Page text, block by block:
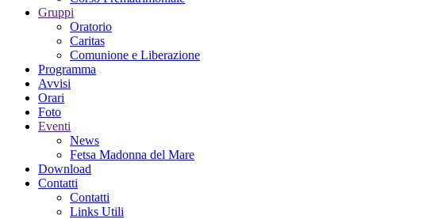
Gruppi
Oratorio
Caritas
Comunione e Liberazione
Programma
Avvisi
Orari
Foto
Eventi
News
Fetsa Madonna del Mare
Download
Contatti
Contatti
Links Utili